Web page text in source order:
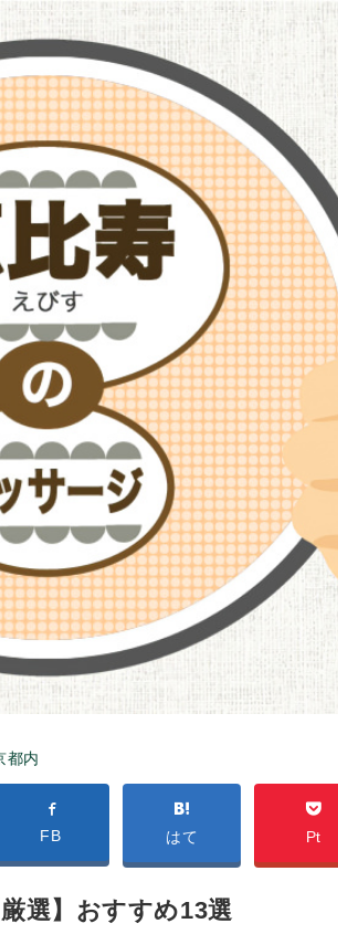
都内
FB はて Pt
選】おすすめ13選